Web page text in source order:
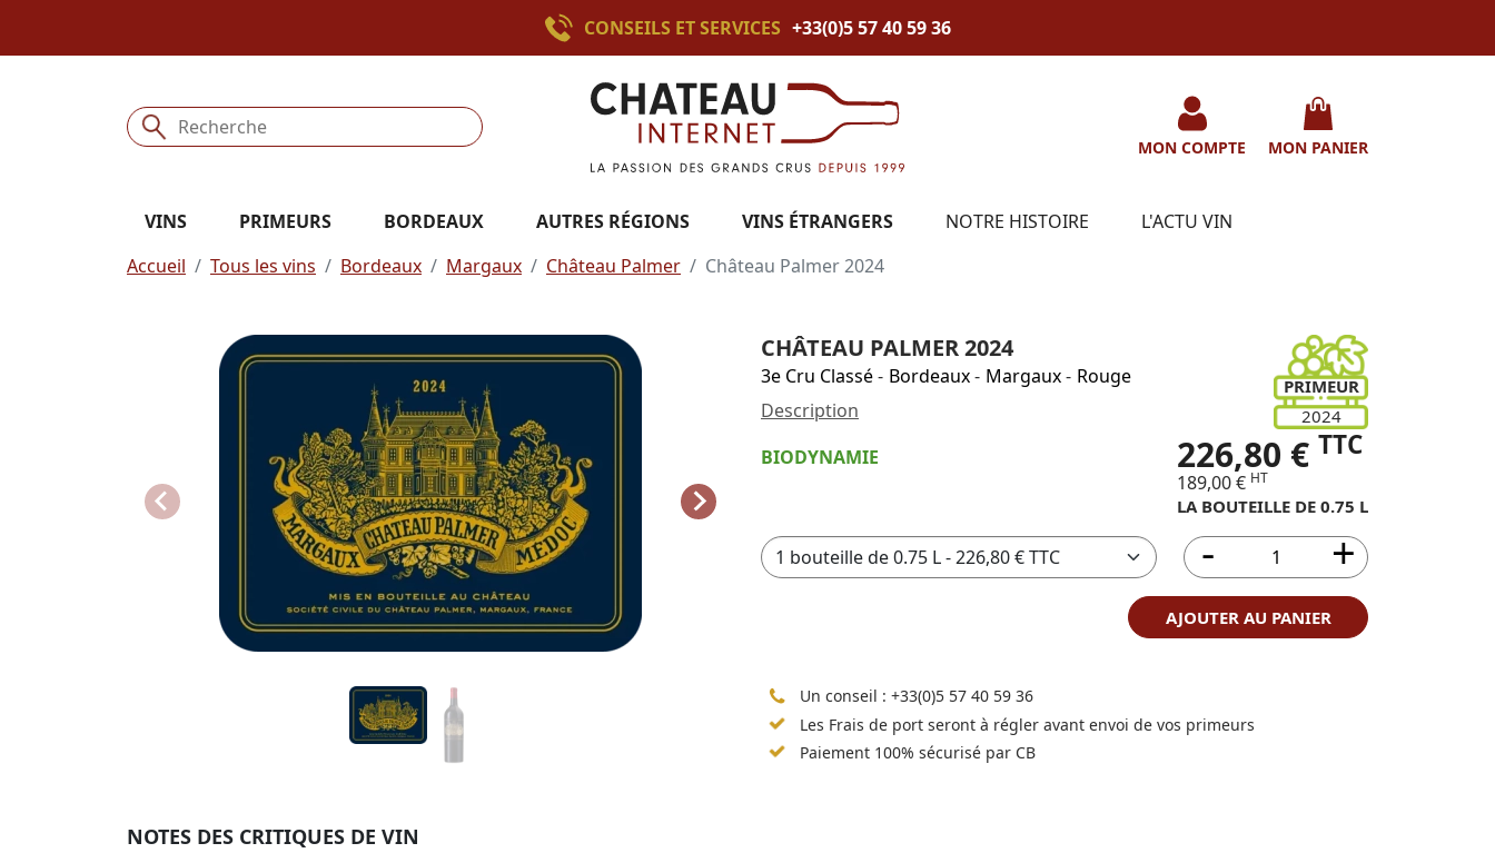
CONSEILS ET SERVICES +33(0)5 57 40 59 36
MON COMPTE MON PANIER
VINS PRIMEURS BORDEAUX AUTRES RÉGIONS VINS ÉTRANGERS NOTRE HISTOIRE
L'ACTU VIN
Accueil
Tous les vins Bordeaux Margaux Château Palmer Château Palmer 2024
CHÂTEAU PALMER 2024
3e Cru Classé- Bordeaux- Margaux- Rouge
PRIMEUR
2024
Description
226,80 € TTC
189,00 € HT
LA BOUTEILLE DE 0.75 L
BIODYNAMIE
AJOUTER AU PANIER
Un conseil : +33(0)5 57 40 59 36
Les Frais de port seront à régler avant envoi de vos primeurs
Paiement 100% sécurisé par CB
NOTES DES CRITIQUES DE VIN